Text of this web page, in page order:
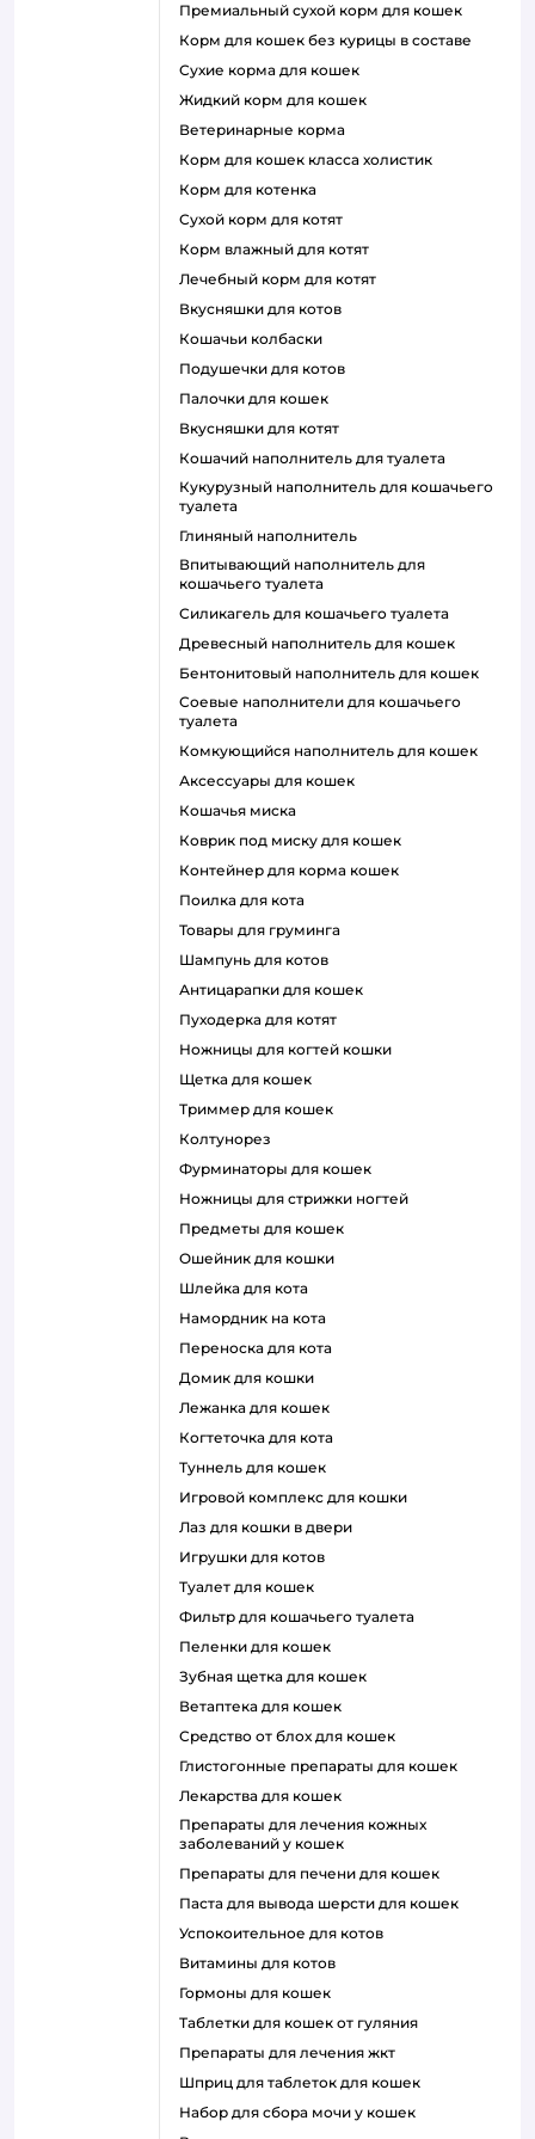
премиальный сухой корм для кошек
корм для кошек без курицы в составе
сухие корма для кошек
жидкий корм для кошек
ветеринарные корма
корм для кошек класса холистик
корм для котенка
сухой корм для котят
корм влажный для котят
лечебный корм для котят
вкусняшки для котов
кошачьи колбаски
подушечки для котов
палочки для кошек
вкусняшки для котят
кошачий наполнитель для туалета
кукурузный наполнитель для кошачьего
туалета
глиняный наполнитель
впитывающий наполнитель для
кошачьего туалета
силикагель для кошачьего туалета
древесный наполнитель для кошек
бентонитовый наполнитель для кошек
соевые наполнители для кошачьего
туалета
комкующийся наполнитель для кошек
аксессуары для кошек
кошачья миска
коврик под миску для кошек
контейнер для корма кошек
поилка для кота
товары для груминга
шампунь для котов
антицарапки для кошек
пуходерка для котят
ножницы для когтей кошки
щетка для кошек
триммер для кошек
колтунорез
фурминаторы для кошек
ножницы для стрижки ногтей
предметы для кошек
ошейник для кошки
шлейка для кота
намордник на кота
переноска для кота
домик для кошки
лежанка для кошек
когтеточка для кота
туннель для кошек
игровой комплекс для кошки
лаз для кошки в двери
игрушки для котов
туалет для кошек
фильтр для кошачьего туалета
пеленки для кошек
зубная щетка для кошек
ветаптека для кошек
средство от блох для кошек
глистогонные препараты для кошек
лекарства для кошек
препараты для лечения кожных
заболеваний у кошек
препараты для печени для кошек
паста для вывода шерсти для кошек
успокоительное для котов
витамины для котов
гормоны для кошек
таблетки для кошек от гуляния
препараты для лечения жкт
шприц для таблеток для кошек
набор для сбора мочи у кошек